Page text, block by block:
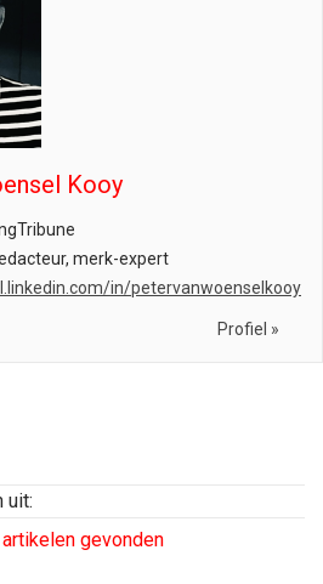
Kooy
merk-expert
in/petervanwoenselkooy
Profiel »
uit:
gevonden